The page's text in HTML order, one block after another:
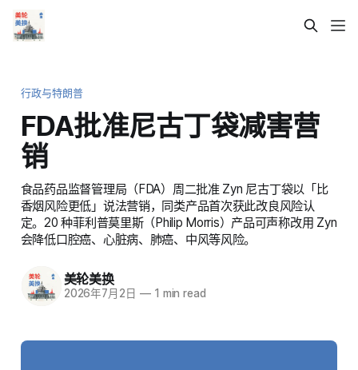
行政与特朗普
FDA批准尼古丁袋减害营
销
食品药品监督管理局（FDA）周二批准 Zyn 尼古丁袋以「比
香烟风险更低」说法营销，同类产品首次获此改良风险认
定。20 种菲利普莫里斯（Philip Morris）产品可声称改用 Zyn
会降低口腔癌、心脏病、肺癌、中风等风险。
美轮美换
2026年7月2日 —1 min read